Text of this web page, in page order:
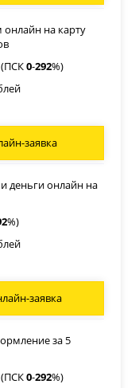
на карту
(ПСК0-292%)
заявка
деньги онлайн на
%)
заявка
за 5
(ПСК0-292%)